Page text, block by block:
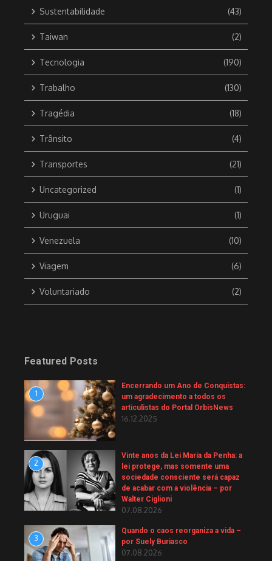
Sustentabilidade (43)
Taiwan (2)
Tecnologia (190)
Trabalho (130)
Tragédia (18)
Trânsito (4)
Transportes (21)
Uncategorized (1)
Uruguai (1)
Venezuela (10)
Viagem (6)
Voluntariado (2)
Featured Posts
1
Encerrando um Ano de Conquistas:
um agradecimento a todos os
articulistas do Portal OrbisNews
16.12.2025
2
Vinte anos da Lei Maria da Penha: a
lei protege, mas somente uma
sociedade consciente será capaz
de acabar com a violência – por
Walter Ciglioni
07.08.2026
3
Quando o caos reorganiza a vida –
por Suely Buriasco
07.08.2026